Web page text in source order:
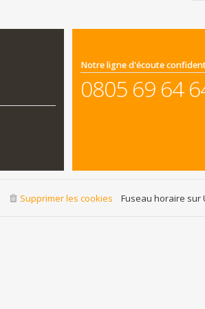
Notre ligne d'écoute
0805 69 64
Fuseau horaire sur
Supprimer les cookies